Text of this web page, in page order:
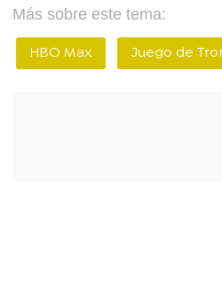
Más sobre este tema:
HBO Max Juego de